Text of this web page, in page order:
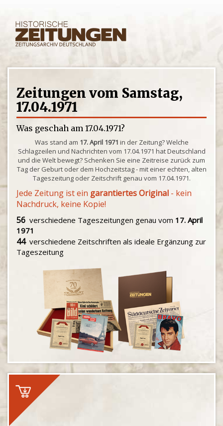
Zeitungen vom Samstag,
17.04.1971
Was geschah am 17.04.1971?
Was stand am 17. April 1971 in der Zeitung? Welche
Schlagzeilen und Nachrichten vom 17.04.1971 hat Deutschland
und die Welt bewegt? Schenken Sie eine Zeitreise zurück zum
Tag der Geburt oder dem Hochzeitstag - mit einer echten, alten
Tageszeitung oder Zeitschrift genau vom 17.04.1971.
Jede Zeitung ist ein garantiertes Original - kein
Nachdruck, keine Kopie!
56 verschiedene Tageszeitungen genau vom 17. April
1971
44verschiedene Zeitschriften als ideale Ergänzung zur
Tageszeitung